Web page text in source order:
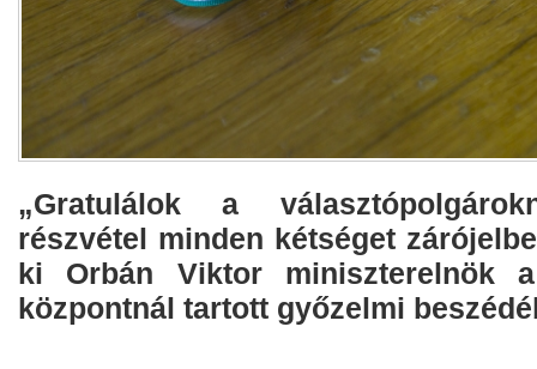
„Gratulálok a
részvétel minden kétséget
ki Orbán Viktor miniszterelnök
központnál tartott győzelmi